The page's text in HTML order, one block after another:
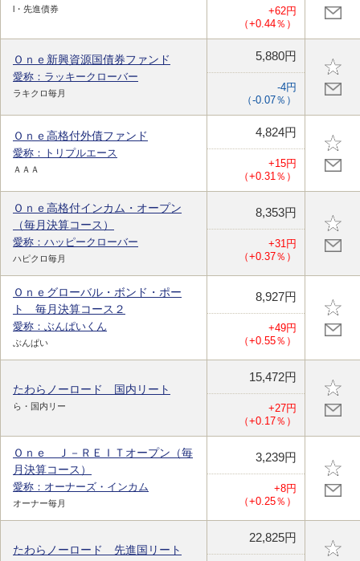
l・先進債券
+62円
（+0.44％）
Ｏｎｅ新興資源国債券ファンド
愛称：ラッキークローバー
ラキクロ毎月
5,880円
-4円
（-0.07％）
Ｏｎｅ高格付外債ファンド
愛称：トリプルエース
ＡＡＡ
4,824円
+15円
（+0.31％）
Ｏｎｅ高格付インカム・オープン
（毎月決算コース）
愛称：ハッピークローバー
ハピクロ毎月
8,353円
+31円
（+0.37％）
Ｏｎｅグローバル・ボンド・ポー
ト 毎月決算コース２
愛称：ぶんぱいくん
ぶんぱい
8,927円
+49円
（+0.55％）
たわらノーロード 国内リート
ら・国内リー
15,472円
+27円
（+0.17％）
Ｏｎｅ Ｊ－ＲＥＩＴオープン（毎
月決算コース）
愛称：オーナーズ・インカム
オーナー毎月
3,239円
+8円
（+0.25％）
たわらノーロード 先進国リート
22,825円